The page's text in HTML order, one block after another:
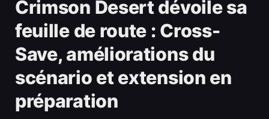
Crimson Desert dévoile sa
feuille de route : Cross-
Save, améliorations du
scénario et extension en
préparation